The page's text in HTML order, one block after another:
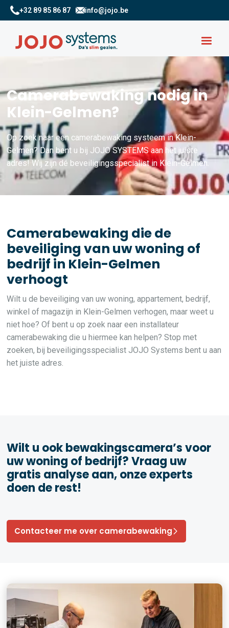
+32 89 85 86 87 info@jojo.be
Camerabewaking nodig in
Klein-Gelmen?
Op zoek naar een camerabewaking systeem in Klein-
Gelmen? Dan bent u bij JOJO SYSTEMS aan het juiste
adres! Wij zijn dé beveiligingsspecialist in Klein-Gelmen.
Camerabewaking die de
beveiliging van uw woning of
bedrijf in Klein-Gelmen
verhoogt
Wilt u de beveiliging van uw woning, appartement, bedrijf,
winkel of magazijn in Klein-Gelmen verhogen, maar weet u
niet hoe? Of bent u op zoek naar een installateur
camerabewaking die u hiermee kan helpen? Stop met
zoeken, bij beveiligingsspecialist JOJO Systems bent u aan
het juiste adres.
Wilt u ook bewakingscamera’s voor
uw woning of bedrijf? Vraag uw
gratis analyse aan, onze experts
doen de rest!
Contacteer me over camerabewaking